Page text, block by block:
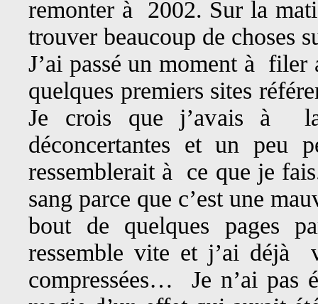
remonter à 2002. Sur la
trouver beaucoup de choses
J’ai passé un moment à filer
quelques premiers sites
Je crois que j’avais à
déconcertantes et un peu
ressemblerait à ce que je
sang parce que c’est une
bout de quelques pages
ressemble vite et j’ai déjà
compressées… Je n’ai pas